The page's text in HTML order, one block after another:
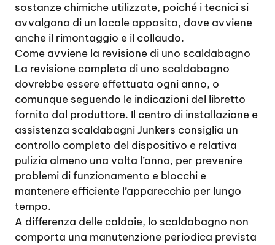
sostanze chimiche utilizzate, poiché i tecnici si
avvalgono di un locale apposito, dove avviene
anche il rimontaggio e il collaudo.
Come avviene la revisione di uno scaldabagno
La revisione completa di uno scaldabagno
dovrebbe essere effettuata ogni anno, o
comunque seguendo le indicazioni del libretto
fornito dal produttore. Il centro di installazione e
assistenza scaldabagni Junkers consiglia un
controllo completo del dispositivo e relativa
pulizia almeno una volta l’anno, per prevenire
problemi di funzionamento e blocchi e
mantenere efficiente l’apparecchio per lungo
tempo.
A differenza delle caldaie, lo scaldabagno non
comporta una manutenzione periodica prevista